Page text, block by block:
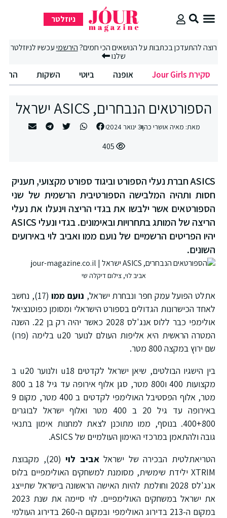
ניוזלטר
רוצה להתעדכן בכתבות על הנושאים הכי חמים?הירשמיעכשיו לניוזלטר
שלנו
סקירת Jour Girls אופנה ביוטי השקות החיים
הספורטאים הנבחרים, ASICS ישראל
מאת:מאיה אושרי כהן 3 ינואר 2024
405
ASICS חברת נעלי הספורט וביגוד ספורט מקצועי, תעניק
חסות ותהיה המלבישה הספורטיבית הרשמית של שני
הספורטאים אשר ילבשו את בגדי הריצה וינעלו את נעלי
הריצה של המותג בתחרויות ובאימונים. בגדי ונעלי ASICS
יהיו הפריטים הרשמיים של נועם ממו ואביב לוי באירועים
השונים.
אביב לוי, צילום דיקלה שי
אתלט הפועל עמק חפר ונבחרת ישראל,נועם ממו
(17), נחשב
לאחד הכישרונות הגדולים בספורט הישראלי ומסומן כפוטנציאל
אולימפי כבר ללוס אנג'לס 2028 כאשר יהיה רק בן 22. השנה
המטרה הראשית היא אליפות העולם לנוער u20 בלימה (פרו)
שם ירוץ במקצה 800 מטר.
בין הישגיו הבולטים, שיאן ישראל לקדטים u18 ולנוער u20 ב
מקצועות 400 ו800 מטר, סגן אלוף אירופה עד גיל 18 ב 800
מטר, אלוף הפסטיבל האולימפי לקדטים ב 400 מטר, מקום 9
באירופה עד גיל 20 ב 400 מטר ואלוף ישראל לבוגרים
400+800. בנוסף, ממו מתוכנן לצאת למחנות אימון בתנאי
גובה ולהתאמן במרכזי האימון העולמיים של ASICS.
הטריאתלטית הבכירה של ישראלאביב לוי
(20), מקבוצת
XTRIM ילידת שימשית, מסומנת למשחקים האולימפיים בלוס
אנג'לס 2028 וחולמת להיות האישה הראשונה בישראל שתייצג
את ישראל במשחקים האולימפיים. לוי סיימה את שנת 2023
במקום ה-213 בדירוג האולימפי ובמקום ה-260 בדירוג העולמי